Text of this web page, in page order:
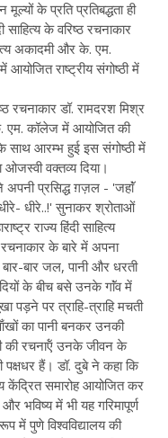
के प्रति प्रतिबद्धता ही
साहित्य के वरिष्ठ रचनाकार
अकादमी और के. एम.
राष्ट्रीय संगोष्ठी में
रचनाकार डॉ. रामदरश मिश्र
एम. कॉलेज में आयोजित की
साथ आरम्भ हुई इस संगोष्ठी में
वक्तव्य दिया।
अपनी प्रसिद्ध ग़ज़ल - 'जहाॅं
धीरे..!' सुनाकर श्रोताओं
राज्य हिंदी साहित्य
रचनाकार के बारे में अपना
बार जल, पानी और धरती
के बीच बसे उनके गाॅंव में
पड़ने पर त्राहि-त्राहि मचती
का पानी बनकर उनकी
की रचनाऍं उनके जीवन के
पक्षधर हैं। डॉ. दुबे ने कहा कि
केंद्रित समारोह आयोजित कर
भविष्य में भी यह गरिमापूर्ण
में पुणे विश्वविद्यालय की